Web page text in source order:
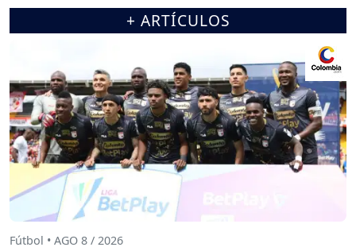
+ ARTÍCULOS
Fútbol • AGO 8 / 2026